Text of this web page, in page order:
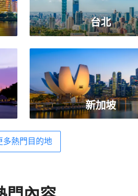
台北
新加坡
多熱門目的地